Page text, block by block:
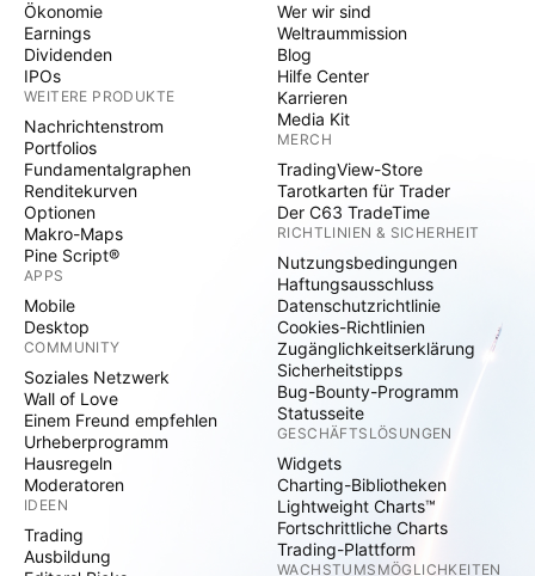
Ökonomie
Earnings
Dividenden
IPOs
WEITERE PRODUKTE
Nachrichtenstrom
Portfolios
Fundamentalgraphen
Renditekurven
Optionen
Makro-Maps
Pine Script®
APPS
Mobile
Desktop
COMMUNITY
Soziales Netzwerk
Wall of Love
Einem Freund empfehlen
Urheberprogramm
Hausregeln
Moderatoren
IDEEN
Trading
Ausbildung
Wer wir sind
Weltraummission
Blog
Hilfe Center
Karrieren
Media Kit
MERCH
TradingView-Store
Tarotkarten für Trader
Der C63 TradeTime
RICHTLINIEN & SICHERHEIT
Nutzungsbedingungen
Haftungsausschluss
Datenschutzrichtlinie
Cookies-Richtlinien
Zugänglichkeitserklärung
Sicherheitstipps
Bug-Bounty-Programm
Statusseite
GESCHÄFTSLÖSUNGEN
Widgets
Charting-Bibliotheken
Lightweight Charts™
Fortschrittliche Charts
Trading-Plattform
WACHSTUMSMÖGLICHKEITEN